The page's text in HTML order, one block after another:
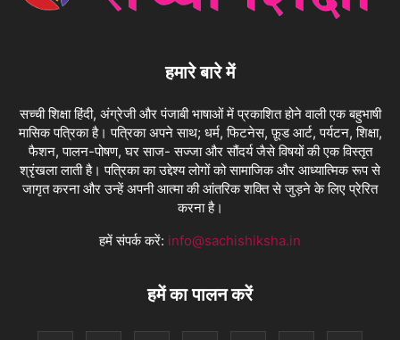
हमारे बारे में
सच्ची शिक्षा हिंदी, अंग्रेजी और पंजाबी भाषाओं में प्रकाशित होने वाली एक बहुभाषी
मासिक पत्रिका है। पत्रिका अपने साथ; धर्म, फिटनेस, फ़ूड आर्ट, पर्यटन, शिक्षा,
फैशन, पालन-पोषण, घर साज- सज्जा और सौंदर्य जैसे विषयों की एक विस्तृत
श्रृंखला लाती है। पत्रिका का उद्देश्य लोगों को सामाजिक और आध्यात्मिक रूप से
जागृत करना और उन्हें अपनी आत्मा की आंतरिक शक्ति से जुड़ने के लिए प्रेरित
करना है।
हमें संपर्क करें: info@sachishiksha.in
हमें का पालन करें